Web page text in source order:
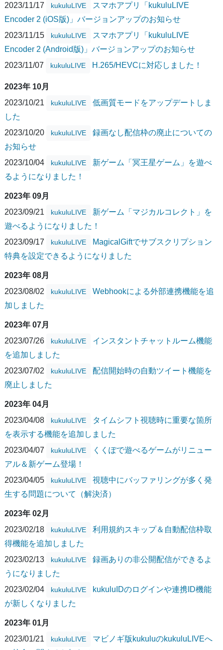
2023/11/17
kukuluLIVE
スマホアプリ「kukuluLIVE
Encoder 2 (iOS版)」バージョンアップのお知らせ
2023/11/15
kukuluLIVE
スマホアプリ「kukuluLIVE
Encoder 2 (Android版)」バージョンアップのお知らせ
2023/11/07
kukuluLIVE H.265/HEVCに対応しました！
2023年 10月
2023/10/21
kukuluLIVE
低画質モードをアップデートしま
した
2023/10/20
kukuluLIVE
録画なし配信枠の廃止についての
お知らせ
2023/10/04
kukuluLIVE
新ゲーム「冥王星ゲーム」を遊べ
るようになりました！
2023年 09月
2023/09/21
kukuluLIVE
新ゲーム「マジカルコレクト」を
遊べるようになりました！
2023/09/17
kukuluLIVE
MagicalGiftでサブスクリプション
特典を設定できるようになりました
2023年 08月
2023/08/02
kukuluLIVE
Webhookによる外部連携機能を追
加しました
2023年 07月
2023/07/26
kukuluLIVE
インスタントチャットルーム機能
を追加しました
2023/07/02
kukuluLIVE
配信開始時の自動ツイート機能を
廃止しました
2023年 04月
2023/04/08
kukuluLIVE
タイムシフト視聴時に重要な箇所
を表示する機能を追加しました
2023/04/07
kukuluLIVE
くくぽで遊べるゲームがリニュー
アル＆新ゲーム登場！
2023/04/05
kukuluLIVE
視聴中にバッファリングが多く発
生する問題について（解決済）
2023年 02月
2023/02/18
kukuluLIVE
利用規約スキップ＆自動配信枠取
得機能を追加しました
2023/02/13
kukuluLIVE
録画ありの非公開配信ができるよ
うになりました
2023/02/04
kukuluLIVE
kukuluIDのログインや連携ID機能
が新しくなりました
2023年 01月
2023/01/21
kukuluLIVE
マビノギ版kukuluのkukuluLIVEへ